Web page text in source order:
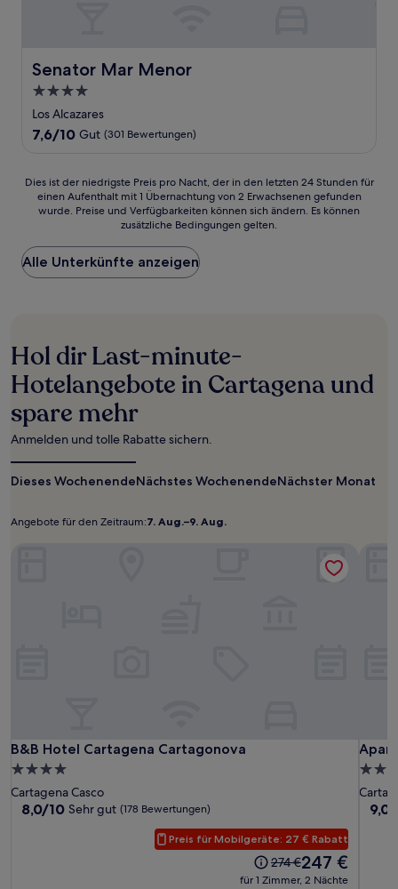
Senator Mar Menor
Senator Mar Menor
4.0-
Sterne-
Unterkunft
Los Alcazares
7.6
Gut,
(301
Bewertungen)
7,6/10 Gut (301 Bewertungen)
Dies
der
Preis
pro
Nacht,
letzten
24 Stunden
für
einen
Aufenthalt
mit
1 Übernachtung
gefunden
Preise
Dies ist der niedrigste Preis pro Nacht, der in den letzten 24 Stunden für
einen Aufenthalt mit 1 Übernachtung von 2 Erwachsenen gefunden
wurde. Preise und Verfügbarkeiten können sich ändern. Es können
zusätzliche Bedingungen gelten.
Alle Unterkünfte anzeigen
Hol dir Last-minute-
Hotelangebote in Cartagena und
spare mehr
Anmelden und tolle Rabatte sichern.
Dieses WochenendeNächstes WochenendeNächster Monat
Angebote für den Zeitraum:
Angebote
für
7. Aug.–9. Aug.
7.
Aug.–
B&B
Hotel
Cartagena
Cartagonova
B&B
Hotel
B&B Hotel Cartagena Cartagonova
B&B Hotel Cartagena Cartagonova
4.0-
Sterne-
Unterkunft
Cartagena Casco
8.0
8,0/10 Sehr gut (178 Bewertungen)
Preis für Mobilgeräte: 27 € Rabatt
Der
Preis
274 €Der
Preis
247 €
für 1 Zimmer, 2 Nächte
Plaza
del
Rey
4.0-
9.0